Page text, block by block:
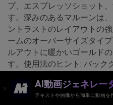
プ、エスプレッソショット
す。深みのあるマルーンは
ントラストのレイアウトの
ームのオーバーサイズタイ
ルアウトに暖かいゴールド
す。使用法のヒント: バック
にエスプレッソ ブラウンを
AI動画ジェネレー
テキストや画像から簡単に動画を